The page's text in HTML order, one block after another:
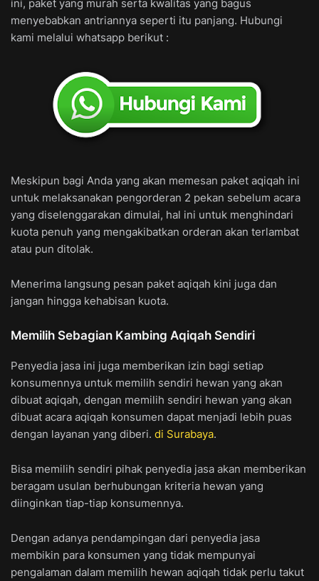
ini, paket yang murah serta kwalitas yang bagus
menyebabkan antriannya seperti itu panjang. Hubungi
kami melalui whatsapp berikut :
Meskipun bagi Anda yang akan memesan paket aqiqah ini
untuk melaksanakan pengorderan 2 pekan sebelum acara
yang diselenggarakan dimulai, hal ini untuk menghindari
kuota penuh yang mengakibatkan orderan akan terlambat
atau pun ditolak.
Menerima langsung pesan paket aqiqah kini juga dan
jangan hingga kehabisan kuota.
Memilih Sebagian Kambing Aqiqah Sendiri
Penyedia jasa ini juga memberikan izin bagi setiap
konsumennya untuk memilih sendiri hewan yang akan
dibuat aqiqah, dengan memilih sendiri hewan yang akan
dibuat acara aqiqah konsumen dapat menjadi lebih puas
dengan layanan yang diberi. di Surabaya.
Bisa memilih sendiri pihak penyedia jasa akan memberikan
beragam usulan berhubungan kriteria hewan yang
diinginkan tiap-tiap konsumennya.
Dengan adanya pendampingan dari penyedia jasa
membikin para konsumen yang tidak mempunyai
pengalaman dalam memilih hewan aqiqah tidak perlu takut